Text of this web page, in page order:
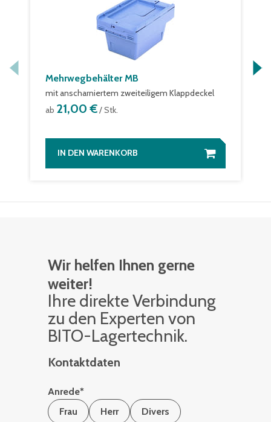
Mehrwegbehälter MB
mit anscharniertem zweiteiligem Klappdeckel
ab 21,00 €/ Stk.
IN DEN WARENKORB
Wir helfen Ihnen gerne
weiter!
Ihre di­rek­te Ver­bin­dung
zu den Ex­per­ten von
BITO-La­ger­tech­nik.
Kontaktdaten
Anrede*
Frau
Herr Divers